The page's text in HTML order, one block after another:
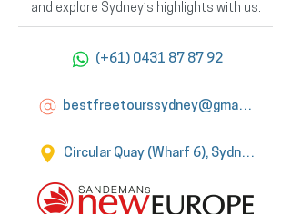
and explore Sydney’s highlights with us.
(+61) 0431 87 87 92
bestfreetourssydney@gmail.com
Circular Quay (Wharf 6), Sydney